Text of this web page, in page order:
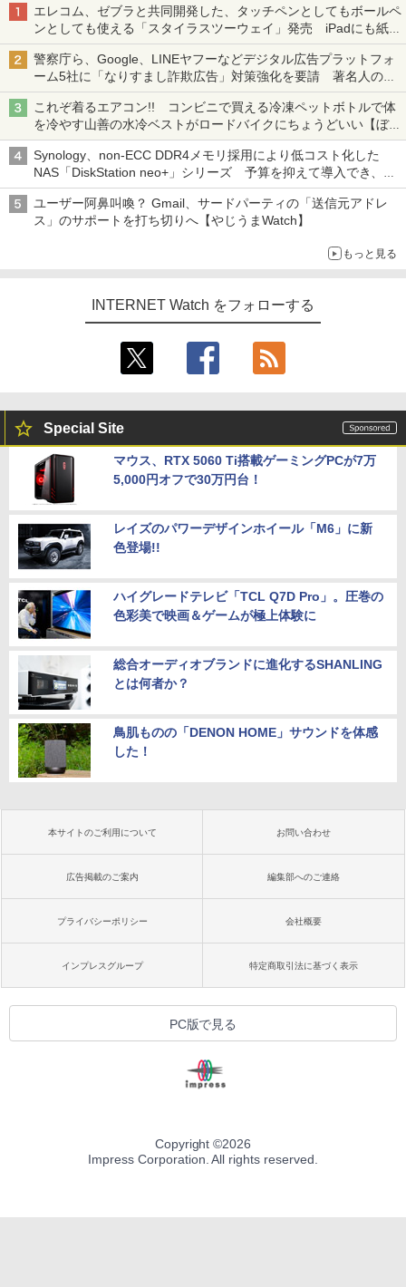
エレコム、ゼブラと共同開発した、タッチペンとしてもボールペ
ンとしても使える「スタイラスツーウェイ」発売 iPadにも紙に
も、持ち替えずに書き込める
警察庁ら、Google、LINEヤフーなどデジタル広告プラットフォ
ーム5社に「なりすまし詐欺広告」対策強化を要請 著名人の写
真や映像を使った投資詐欺などへの対策として
これぞ着るエアコン!! コンビニで買える冷凍ペットボトルで体
を冷やす山善の水冷ベストがロードバイクにちょうどいい【ぼっ
ち・ざ・ろーど！その14】【空いた時間でなにしてる？】
Synology、non-ECC DDR4メモリ採用により低コスト化した
NAS「DiskStation neo+」シリーズ 予算を抑えて導入でき、
ECCメモリへのアップグレードも可能
ユーザー阿鼻叫喚？ Gmail、サードパーティの「送信元アドレ
ス」のサポートを打ち切りへ【やじうまWatch】
もっと見る
INTERNET Watch をフォローする
Special Site
マウス、RTX 5060 Ti搭載ゲーミングPCが7万
5,000円オフで30万円台！
レイズのパワーデザインホイール「M6」に新
色登場!!
ハイグレードテレビ「TCL Q7D Pro」。圧巻の
色彩美で映画＆ゲームが極上体験に
総合オーディオブランドに進化するSHANLING
とは何者か？
鳥肌ものの「DENON HOME」サウンドを体感
した！
本サイトのご利用について お問い合わせ
広告掲載のご案内 編集部へのご連絡
プライバシーポリシー 会社概要
インプレスグループ 特定商取引法に基づく表示
PC版で見る
Copyright ©2026
Impress Corporation. All rights reserved.